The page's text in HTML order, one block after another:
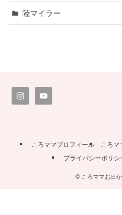
陸マイラー
ころママプロフィール ころマ
プライバシーポリ
© ころママお出